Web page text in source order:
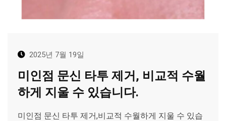
2025년 7월 19일
미인점 문신 타투 제거, 비교적 수월
하게 지울 수 있습니다.
미인점 문신 타투 제거,비교적 수월하게 지울 수 있습